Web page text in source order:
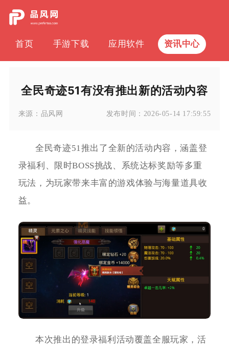
首页 手游下载 应用软件 资讯中心
全民奇迹51有没有推出新的活动内容
来源： 品风网 发布时间： 2026-05-14 17:59:55
全民奇迹51推出了全新的活动内容，涵盖登
录福利、限时BOSS挑战、系统达标奖励等多重
玩法，为玩家带来丰富的游戏体验与海量道具收
益。
本次推出的登录福利活动覆盖全服玩家，活